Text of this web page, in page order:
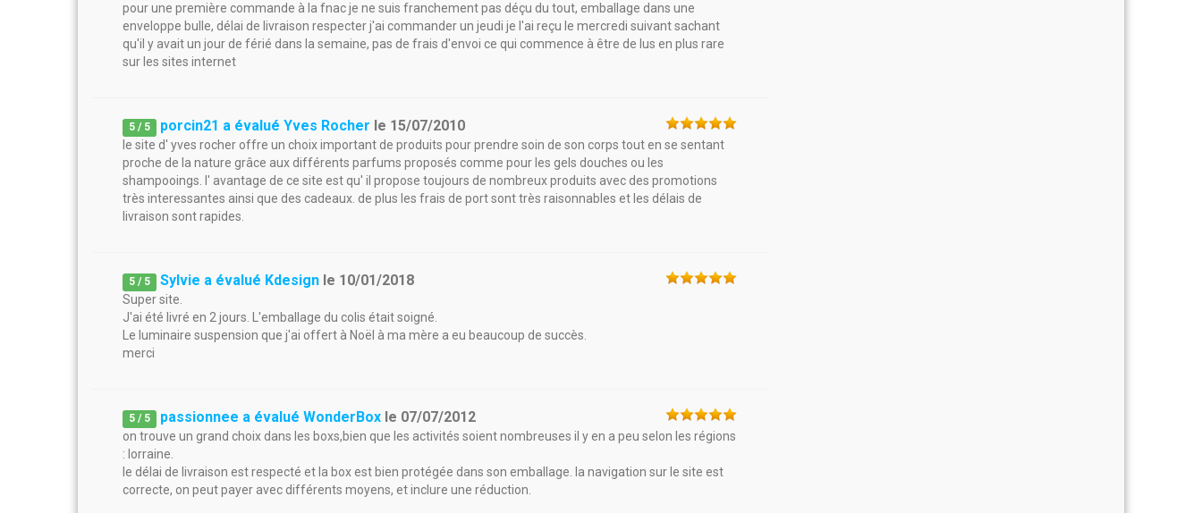
pour une première commande à la fnac je ne suis franchement pas déçu du tout, emballage dans une
enveloppe bulle, délai de livraison respecter j'ai commander un jeudi je l'ai reçu le mercredi suivant sachant
qu'il y avait un jour de férié dans la semaine, pas de frais d'envoi ce qui commence à être de lus en plus rare
sur les sites internet
5 / 5 porcin21 a évalué Yves Rocher le 15/07/2010
le site d' yves rocher offre un choix important de produits pour prendre soin de son corps tout en se sentant
proche de la nature grâce aux différents parfums proposés comme pour les gels douches ou les
shampooings. l' avantage de ce site est qu' il propose toujours de nombreux produits avec des promotions
très interessantes ainsi que des cadeaux. de plus les frais de port sont très raisonnables et les délais de
livraison sont rapides.
5 / 5 Sylvie a évalué Kdesign le 10/01/2018
Super site.
J'ai été livré en 2 jours. L'emballage du colis était soigné.
Le luminaire suspension que j'ai offert à Noël à ma mère a eu beaucoup de succès.
merci
5 / 5 passionnee a évalué WonderBox le 07/07/2012
on trouve un grand choix dans les boxs,bien que les activités soient nombreuses il y en a peu selon les régions
: lorraine.
le délai de livraison est respecté et la box est bien protégée dans son emballage. la navigation sur le site est
correcte, on peut payer avec différents moyens, et inclure une réduction.